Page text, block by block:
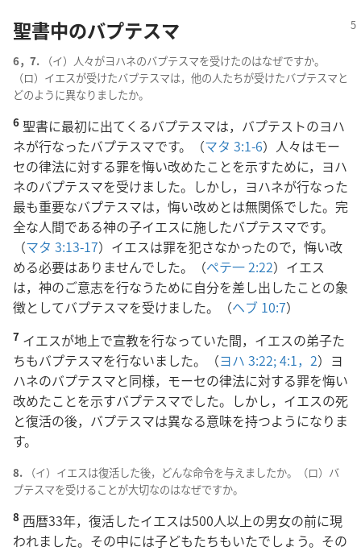
聖書中のバプテスマ
6，7. （イ）人々がヨハネのバプテスマを受けたのはなぜですか。
（ロ）イエスが受けたバプテスマは，他の人たちが受けたバプテスマと
どのように異なりましたか。
6 聖書に最初に出てくるバプテスマは，バプテストのヨハ
ネが行なったバプテスマです。（マタ 3:1-6）人々はモー
セの律法に対する罪を悔い改めたことを示すために，ヨハ
ネのバプテスマを受けました。しかし，ヨハネが行なった
最も重要なバプテスマは，悔い改めとは無関係でした。完
全な人間である神の子イエスに施したバプテスマです。
（マタ 3:13-17）イエスは罪を犯さなかったので，悔い改
める必要はありませんでした。（ペテ一 2:22）イエス
は，神のご意志を行なうために自分を差し出したことの象
徴としてバプテスマを受けました。（ヘブ 10:7）
7 イエスが地上で宣教を行なっていた間，イエスの弟子た
ちもバプテスマを行ないました。（ヨハ 3:22;4:1，2）ヨ
ハネのバプテスマと同様，モーセの律法に対する罪を悔い
改めたことを示すバプテスマでした。しかし，イエスの死
と復活の後，バプテスマは異なる意味を持つようになりま
す。
8. （イ）イエスは復活した後，どんな命令を与えましたか。（ロ）バ
プテスマを受けることが大切なのはなぜですか。
8 西暦33年，復活したイエスは500人以上の男女の前に現
われました。その中には子どもたちもいたでしょう。その